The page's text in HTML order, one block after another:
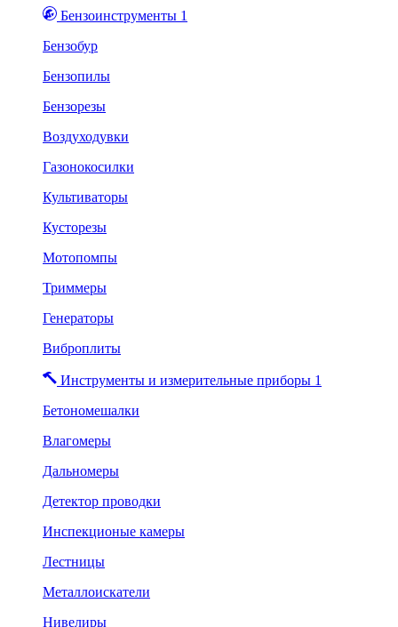
Бензоинструменты 1
Бензобур
Бензопилы
Бензорезы
Воздуходувки
Газонокосилки
Культиваторы
Кусторезы
Мотопомпы
Триммеры
Генераторы
Виброплиты
Инструменты и измерительные приборы 1
Бетономешалки
Влагомеры
Дальномеры
Детектор проводки
Инспекционые камеры
Лестницы
Металлоискатели
Нивелиры